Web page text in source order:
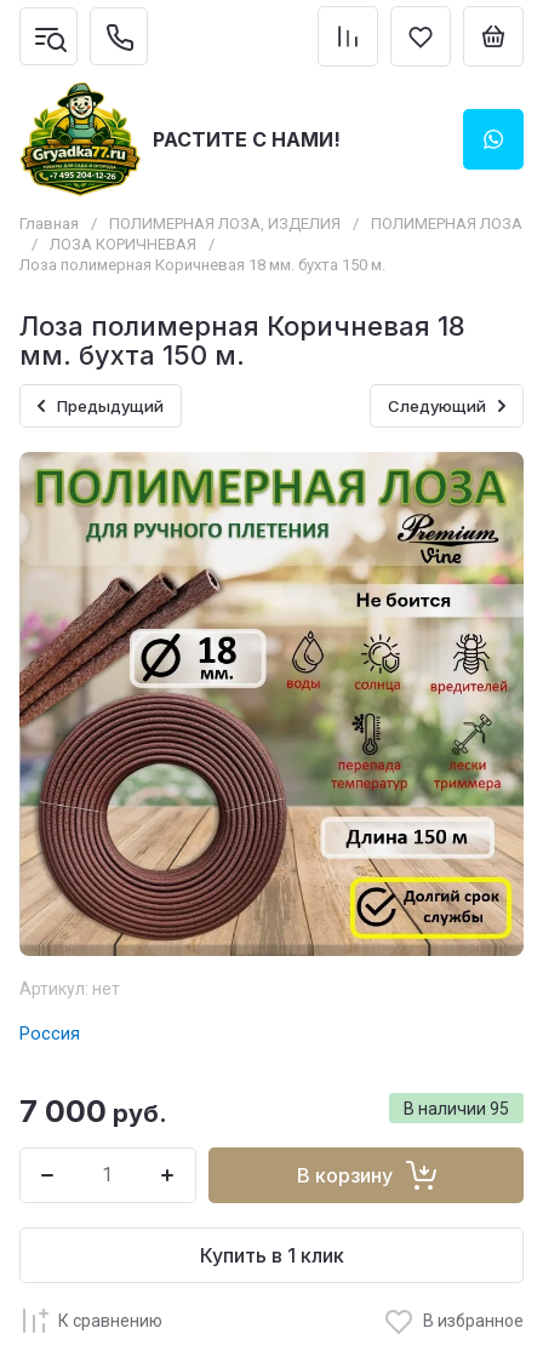
РАСТИТЕ С НАМИ!
Главная / ПОЛИМЕРНАЯ ЛОЗА, ИЗДЕЛИЯ /
ПОЛИМЕРНАЯ ЛОЗА
/
ЛОЗА КОРИЧНЕВАЯ
/
Лоза полимерная Коричневая 18 мм. бухта 150 м.
Лоза полимерная Коричневая 18
мм. бухта 150 м.
Предыдущий Следующий
Артикул: нет
Россия
В наличии 95
7 000 руб.
В корзину
Купить в 1 клик
К сравнению В избранное